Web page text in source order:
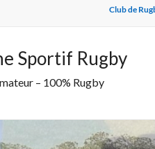
Club de
Sportif Rugby
– 100% Rugby